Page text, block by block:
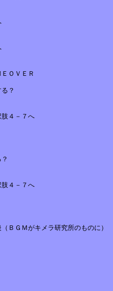
ＶＥＲ
？
－７へ
－７へ
Ｒ
ＧＭがキメラ研究所のものに）